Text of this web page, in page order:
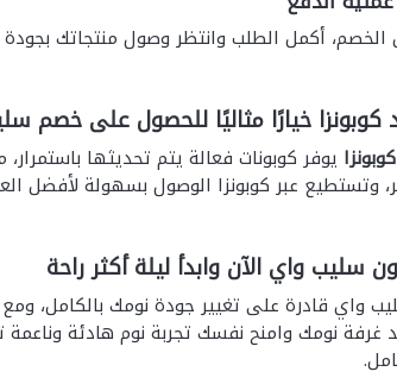
الخصم، أكمل الطلب وانتظر وصول منتجاتك
كوبونزا خيارًا مثاليًا للحصول على خصم
يوفر كوبونات فعالة يتم تحديثها
وتستطيع عبر كوبونزا الوصول بسهولة لأفضل
سليب واي الآن وابدأ ليلة أكثر راحة
واي قادرة على تغيير جودة نومك بالكامل،
غرفة نومك وامنح نفسك تجربة نوم هادئة